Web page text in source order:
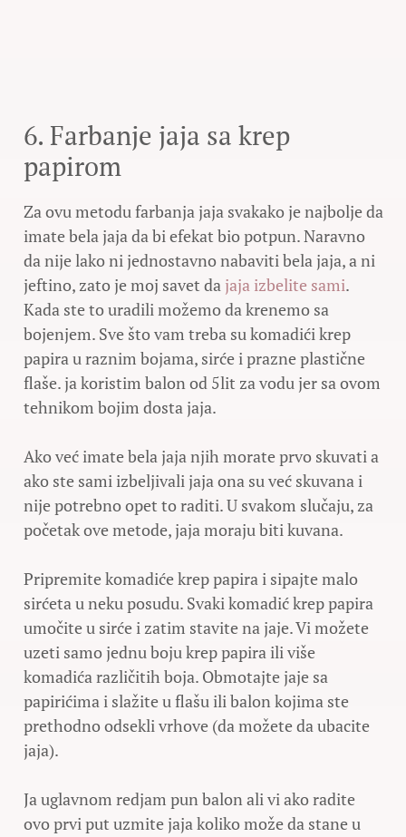
6. Farbanje jaja sa krep
papirom
Za ovu metodu farbanja jaja svakako je najbolje da
imate bela jaja da bi efekat bio potpun. Naravno
da nije lako ni jednostavno nabaviti bela jaja, a ni
jeftino, zato je moj savet da jaja izbelite sami.
Kada ste to uradili možemo da krenemo sa
bojenjem. Sve što vam treba su komadići krep
papira u raznim bojama, sirće i prazne plastične
flaše. ja koristim balon od 5lit za vodu jer sa ovom
tehnikom bojim dosta jaja.
Ako već imate bela jaja njih morate prvo skuvati a
ako ste sami izbeljivali jaja ona su već skuvana i
nije potrebno opet to raditi. U svakom slučaju, za
početak ove metode, jaja moraju biti kuvana.
Pripremite komadiće krep papira i sipajte malo
sirćeta u neku posudu. Svaki komadić krep papira
umočite u sirće i zatim stavite na jaje. Vi možete
uzeti samo jednu boju krep papira ili više
komadića različitih boja. Obmotajte jaje sa
papirićima i slažite u flašu ili balon kojima ste
prethodno odsekli vrhove (da možete da ubacite
jaja).
Ja uglavnom redjam pun balon ali vi ako radite
ovo prvi put uzmite jaja koliko može da stane u